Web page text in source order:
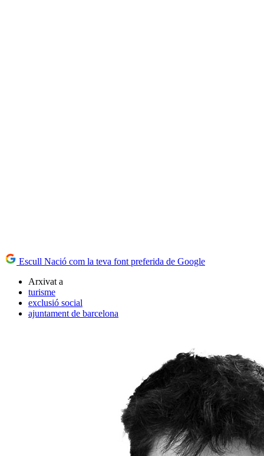
Escull Nació com la teva font preferida de Google
Arxivat a
turisme
exclusió social
ajuntament de barcelona